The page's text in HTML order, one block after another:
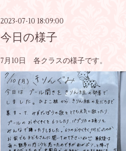
2023-07-10 18:09:00
今日の様子
7月10日 各クラスの様子です。